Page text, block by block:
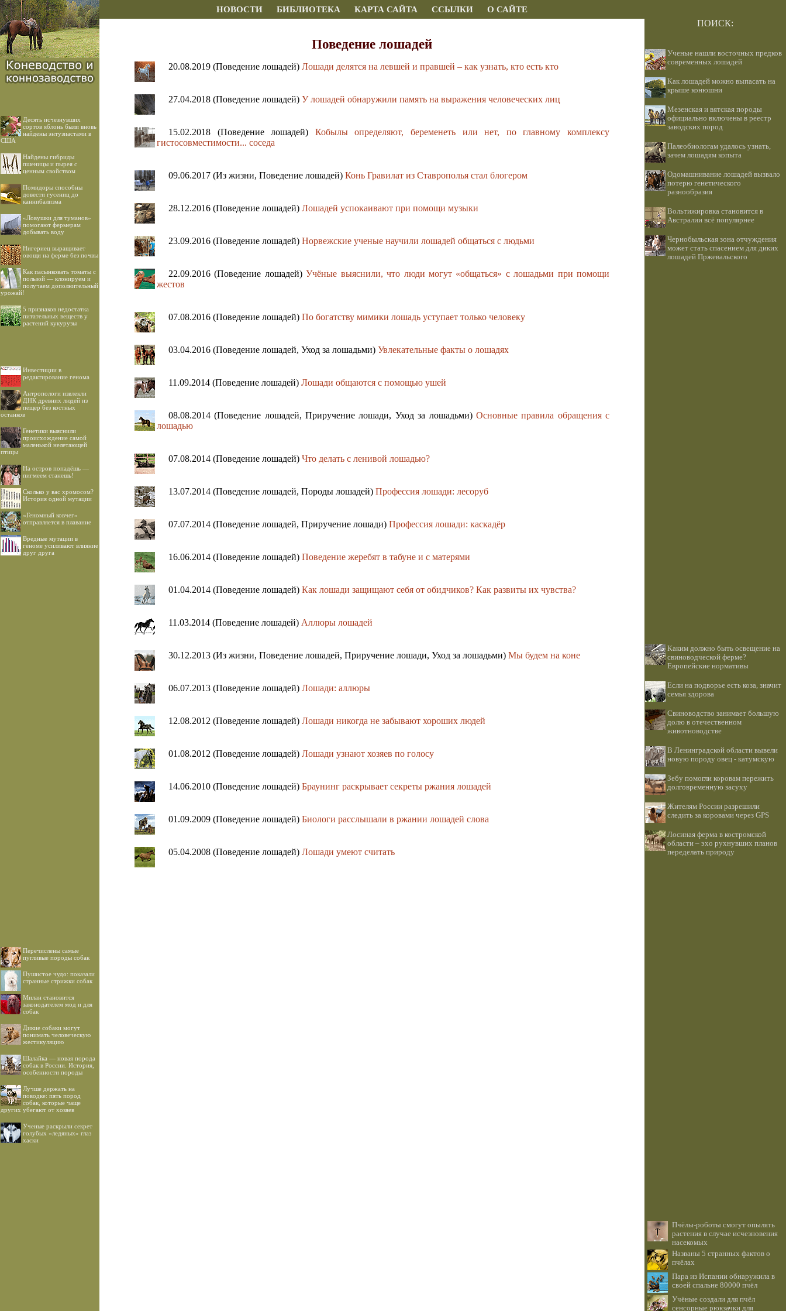
НОВОСТИ БИБЛИОТЕКА КАРТА САЙТА ССЫЛКИ О САЙТЕ
Десять исчезнувших
сортов яблонь были вновь
найдены энтузиастами в
США
Найдены гибриды
пшеницы и пырея с
ценным свойством
Помидоры способны
довести гусениц до
каннибализма
«Ловушки для туманов»
помогают фермерам
добывать воду
Нигериец выращивает
овощи на ферме без почвы
Как пасынковать томаты с
пользой — клонируем и
получаем дополнительный
урожай!
5 признаков недостатка
питательных веществ у
растений кукурузы
Инвестиции в
редактирование генома
Антропологи извлекли
ДНК древних людей из
пещер без костных
останков
Генетики выяснили
происхождение самой
маленькой нелетающей
птицы
На остров попадёшь —
пигмеем станешь!
Сколько у вас хромосом?
История одной мутации
«Геномный ковчег»
отправляется в плавание
Вредные мутации в
геноме усиливают влияние
друг друга
Перечислены самые
пугливые породы собак
Пушистое чудо: показали
странные стрижки собак
Милан становится
законодателем мод и для
собак
Дикие собаки могут
понимать человеческую
жестикуляцию
Шалайка — новая порода
собак в России. История,
особенности породы
Лучше держать на
поводке: пять пород
собак, которые чаще
других убегают от хозяев
Ученые раскрыли секрет
голубых «ледяных» глаз
хаски
Поведение лошадей
20.08.2019 (Поведение лошадей) Лошади делятся на левшей и правшей – как узнать, кто есть кто
27.04.2018 (Поведение лошадей) У лошадей обнаружили память на выражения человеческих лиц
15.02.2018 (Поведение лошадей) Кобылы определяют, беременеть или нет, по главному комплексу
гистосовместимости... соседа
09.06.2017 (Из жизни, Поведение лошадей) Конь Гравилат из Ставрополья стал блогером
28.12.2016 (Поведение лошадей) Лошадей успокаивают при помощи музыки
23.09.2016 (Поведение лошадей) Норвежские ученые научили лошадей общаться с людьми
22.09.2016 (Поведение лошадей)Учёные выяснили, что люди могут «общаться» с лошадьми при помощи
жестов
07.08.2016 (Поведение лошадей) По богатству мимики лошадь уступает только человеку
03.04.2016 (Поведение лошадей, Уход за лошадьми) Увлекательные факты о лошадях
11.09.2014 (Поведение лошадей) Лошади общаются с помощью ушей
08.08.2014 (Поведение лошадей, Приручение лошади, Уход за лошадьми) Основные правила обращения с
лошадью
07.08.2014 (Поведение лошадей) Что делать с ленивой лошадью?
13.07.2014 (Поведение лошадей, Породы лошадей) Профессия лошади: лесоруб
07.07.2014 (Поведение лошадей, Приручение лошади) Профессия лошади: каскадёр
16.06.2014 (Поведение лошадей) Поведение жеребят в табуне и с матерями
01.04.2014 (Поведение лошадей) Как лошади защищают себя от обидчиков? Как развиты их чувства?
11.03.2014 (Поведение лошадей) Аллюры лошадей
30.12.2013 (Из жизни, Поведение лошадей, Приручение лошади, Уход за лошадьми) Мы будем на коне
06.07.2013 (Поведение лошадей) Лошади: аллюры
12.08.2012 (Поведение лошадей) Лошади никогда не забывают хороших людей
01.08.2012 (Поведение лошадей) Лошади узнают хозяев по голосу
14.06.2010 (Поведение лошадей) Браунинг раскрывает секреты ржания лошадей
01.09.2009 (Поведение лошадей) Биологи расслышали в ржании лошадей слова
05.04.2008 (Поведение лошадей) Лошади умеют считать
ПОИСК:
Ученые нашли восточных предков
современных лошадей
Как лошадей можно выпасать на
крыше конюшни
Мезенская и вятская породы
официально включены в реестр
заводских пород
Палеобиологам удалось узнать,
зачем лошадям копыта
Одомашнивание лошадей вызвало
потерю генетического
разнообразия
Вольтижировка становится в
Австралии всё популярнее
Чернобыльская зона отчуждения
может стать спасением для диких
лошадей Пржевальского
Каким должно быть освещение на
свиноводческой ферме?
Европейские нормативы
Если на подворье есть коза, значит
семья здорова
Свиноводство занимает большую
долю в отечественном
животноводстве
В Ленинградской области вывели
новую породу овец - катумскую
Зебу помогли коровам пережить
долговременную засуху
Жителям России разрешили
следить за коровами через GPS
Лосиная ферма в костромской
области – эхо рухнувших планов
переделать природу
Пчёлы-роботы смогут опылять
растения в случае исчезновения
насекомых
Названы 5 странных фактов о
пчёлах
Пара из Испании обнаружила в
своей спальне 80000 пчёл
Учёные создали для пчёл
сенсорные рюкзачки для